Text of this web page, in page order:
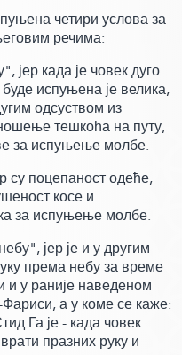
четири услова за
речима:
јер када је човек дуго
испуњена је велика,
одсуством из
тешкоћа на путу,
за испуњење молбе.
поцепаност одеће,
косе и
за испуњење молбе.
јер је и у другим
према небу за време
и у раније наведеном
а у коме се каже:
Га је - када човек
празних руку и